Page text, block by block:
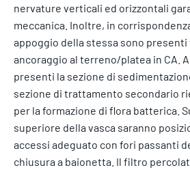
nervature verticali ed orizzontali
meccanica. Inoltre, in
appoggio della stessa sono presenti
ancoraggio al terreno/platea in CA.
presenti la sezione di
sezione di trattamento secondario
per la formazione di flora batterica.
superiore della vasca saranno
accessi adeguato con fori passanti
chiusura a baionetta. Il filtro